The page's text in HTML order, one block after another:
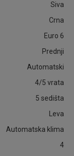
Siva
Crna
Euro 6
Prednji
Automatski
4/5 vrata
5 sedišta
Leva
Automatska klima
4